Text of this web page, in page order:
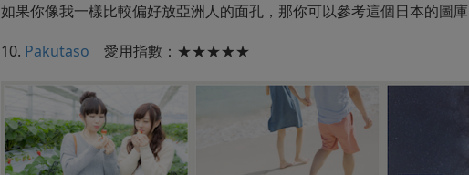
如果你像我一樣比較偏好放亞洲人的面孔，那你可以參考這個日本的圖庫
10. Pakutaso 愛用指數：★★★★★